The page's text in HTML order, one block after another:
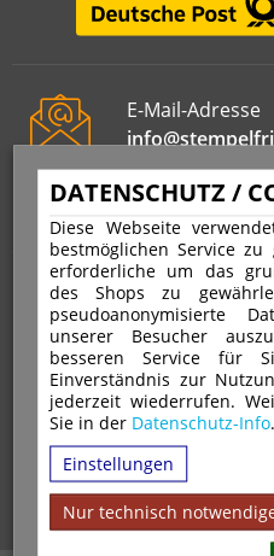
DATENSCHUTZ /
Diese Webseite
bestmöglichen Service
erforderliche um das
des Shops zu
pseudoanonymisierte
unserer Besucher
besseren Service für
Einverständnis zur
jederzeit wiederrufen.
Sie in der Datenschutz-Info.
Einstellungen
Nur technisch
E-Mail-Adresse
Telefon
0221 677 812 08
VERTRAG
DATENSCHUTZ
VERSAND & ZAHLUNGSARTEN
WARENKORB